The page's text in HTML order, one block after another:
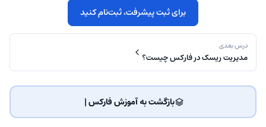
برای ثبت پیشرفت، ثبت‌نام کنید
درس بعدی
مدیریت ریسک در فارکس چیست؟
بازگشت به آموزش فارکس | ‌